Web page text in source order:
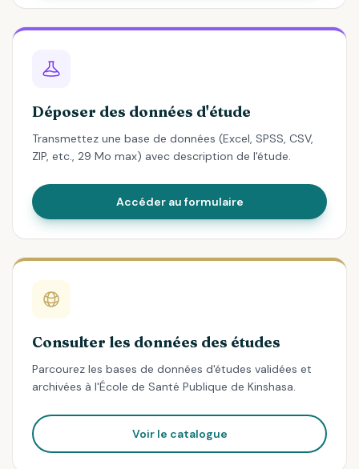
Déposer des données d'étude
Transmettez une base de données (Excel, SPSS, CSV,
ZIP, etc., 29 Mo max) avec description de l'étude.
Accéder au formulaire
Consulter les données des études
Parcourez les bases de données d'études validées et
archivées à l'École de Santé Publique de Kinshasa.
Voir le catalogue